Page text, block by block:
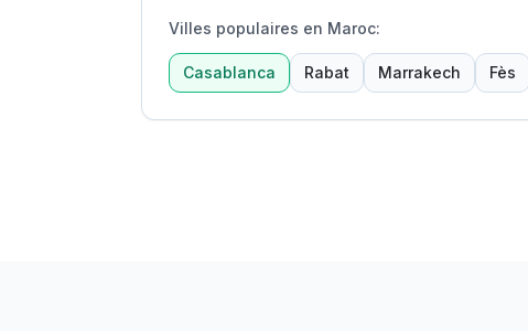
Villes populaires en Maroc:
Casablanca Rabat Marrakech Fès